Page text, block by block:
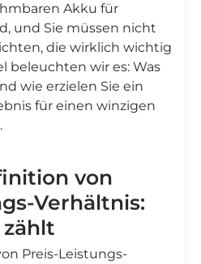
Akku für
und Sie müssen nicht
die wirklich wichtig
beleuchten wir es: Was
wie erzielen Sie ein
für einen winzigen
von
Verhältnis:
Preis-Leistungs-